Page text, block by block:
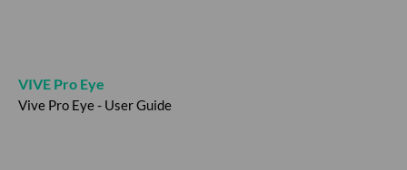
VIVE Pro Eye
Vive Pro Eye - User Guide